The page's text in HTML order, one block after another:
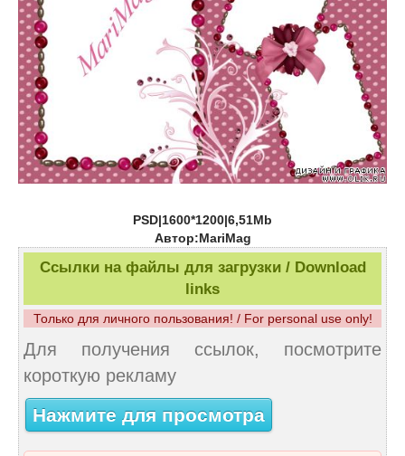
PSD|1600*1200|6,51Mb
Автор:MariMag
Ссылки на файлы для загрузки / Download
links
Только для личного пользования! / For personal use only!
Для получения ссылок, посмотрите
короткую рекламу
Нажмите для просмотра